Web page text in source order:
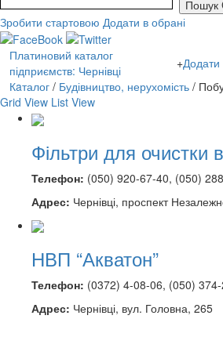
Зробити стартовою Додати в обрані
Платиновий каталог
підприємств: Чернівці
+Додати
Кaталог/ Будівництво, нерухомість /
Grid View List View
Фільтри для очистки
Телефон: (050) 920-67-40, (050)
Адрес: Чернівці, проспект
НВП “Акватон”
Телефон: (0372) 4-08-06, (050)
Адрес: Чернівці, вул. Головна, 265